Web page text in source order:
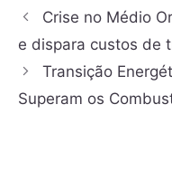
Crise no Médio
e dispara custos de
Transição
Superam os